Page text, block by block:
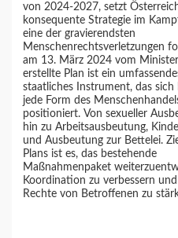
von 2024-2027, setzt
konsequente Strategie im
eine der gravierendsten
Menschenrechtsverletzungen
am 13. März 2024 vom
erstellte Plan ist ein
staatliches Instrument, das sich
jede Form des
positioniert. Von sexueller
hin zu Arbeitsausbeutung,
und Ausbeutung zur Bettelei.
Plans ist es, das bestehende
Maßnahmenpaket
Koordination zu verbessern
Rechte von Betroffenen zu